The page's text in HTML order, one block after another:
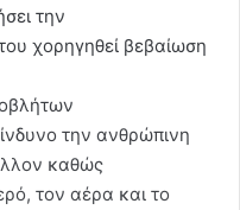
την
χορηγηθεί βεβαίωση
την ανθρώπινη
καθώς
τον αέρα και το